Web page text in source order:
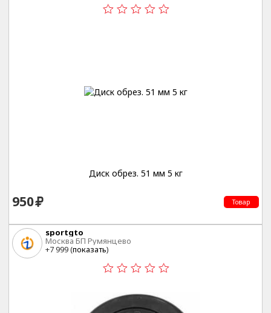
Диск обрез. 51 мм 5 кг
950 Товар
sportgto
Москва БП Румянцево
+7 999 (показать)